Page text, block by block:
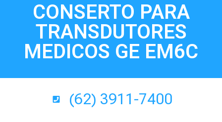
CONSERTO PARA
TRANSDUTORES
MEDICOS GE EM6C
(62) 3911-7400